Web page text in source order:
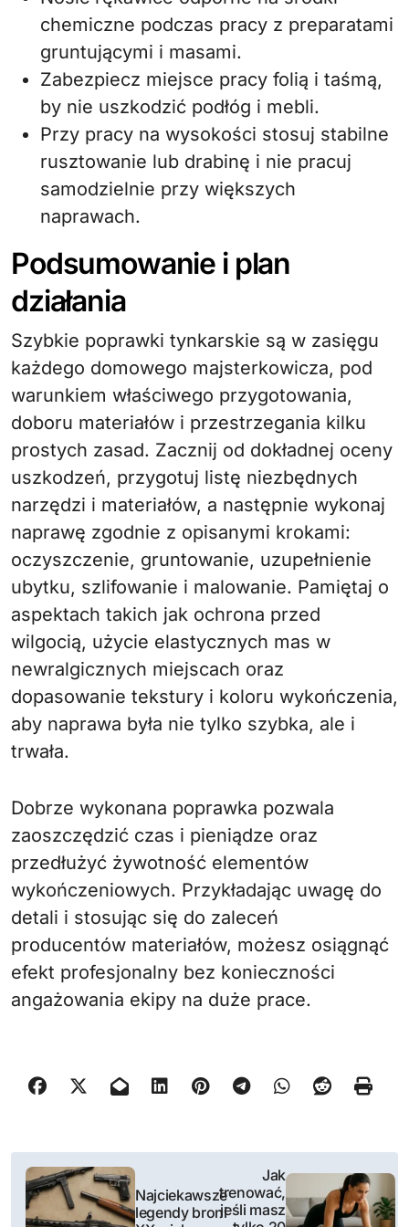
chemiczne podczas pracy z preparatami
gruntującymi i masami.
Zabezpiecz miejsce pracy folią i taśmą,
by nie uszkodzić podłóg i mebli.
Przy pracy na wysokości stosuj stabilne
rusztowanie lub drabinę i nie pracuj
samodzielnie przy większych
naprawach.
Podsumowanie i plan
działania
Szybkie poprawki tynkarskie są w zasięgu
każdego domowego majsterkowicza, pod
warunkiem właściwego przygotowania,
doboru materiałów i przestrzegania kilku
prostych zasad. Zacznij od dokładnej oceny
uszkodzeń, przygotuj listę niezbędnych
narzędzi i materiałów, a następnie wykonaj
naprawę zgodnie z opisanymi krokami:
oczyszczenie, gruntowanie, uzupełnienie
ubytku, szlifowanie i malowanie. Pamiętaj o
aspektach takich jak ochrona przed
wilgocią, użycie elastycznych mas w
newralgicznych miejscach oraz
dopasowanie tekstury i koloru wykończenia,
aby naprawa była nie tylko szybka, ale i
trwała.
Dobrze wykonana poprawka pozwala
zaoszczędzić czas i pieniądze oraz
przedłużyć żywotność elementów
wykończeniowych. Przykładając uwagę do
detali i stosując się do zaleceń
producentów materiałów, możesz osiągnąć
efekt profesjonalny bez konieczności
angażowania ekipy na duże prace.
N
Najciekawsze
legendy broni
Jak
trenować,
jeśli masz